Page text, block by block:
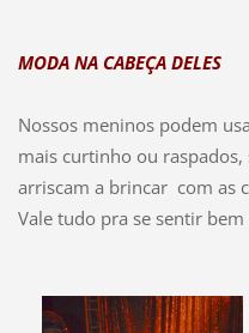
MODA NA CABEÇA DELES
Nossos meninos podem
mais curtinho ou
arriscam a brincar com as
Vale tudo pra se sentir bem